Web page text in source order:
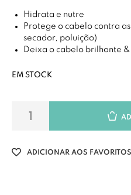
Hidrata e nutre
Protege o cabelo contra
secador, poluição)
Deixa o cabelo brilhante &
EM STOCK
ADICIONAR AOS FAVORITOS